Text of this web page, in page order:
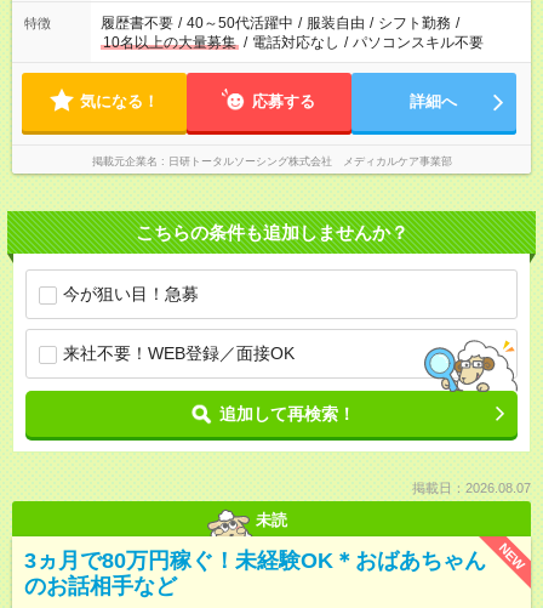
特徴 履歴書不要 / 40～50代活躍中 / 服装自由 / シフト勤務 /
10名以上の大量募集 / 電話対応なし / パソコンスキル不要
気になる！ 応募する 詳細へ
掲載元企業名 日研トータルソーシング株式会社 メディカルケア事業部
こちらの条件も追加しませんか？
今が狙い目！急募
来社不要！WEB登録／面接OK
追加して再検索！
掲載日：2026.08.07
未読
NEW
3ヵ月で80万円稼ぐ！未経験OK＊おばあちゃん
のお話相手など